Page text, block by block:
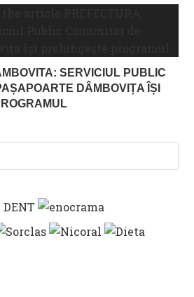
SERVICIUL PUBLIC
DÂMBOVIȚA ÎȘI